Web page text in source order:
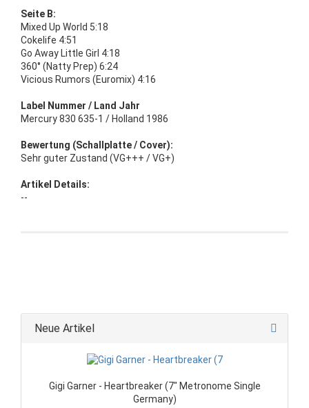
Seite B:
Mixed Up World 5:18
Cokelife 4:51
Go Away Little Girl 4:18
360° (Natty Prep) 6:24
Vicious Rumors (Euromix) 4:16
Label Nummer / Land Jahr
Mercury 830 635-1 / Holland 1986
Bewertung (Schallplatte / Cover):
Sehr guter Zustand (VG+++ / VG+)
Artikel Details:
--
Neue Artikel
Gigi Garner - Heartbreaker (7" Metronome Single
Germany)